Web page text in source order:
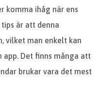
komma ihåg när ens
är att denna
vilket man enkelt kan
app. Det finns många att
brukar vara det mest